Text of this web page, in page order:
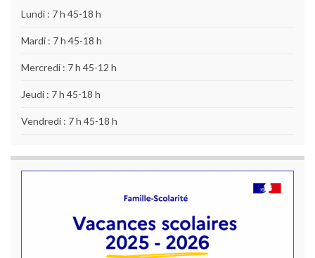
Lundi : 7 h 45-18 h
Mardi : 7 h 45-18 h
Mercredi : 7 h 45-12 h
Jeudi : 7 h 45-18 h
Vendredi : 7 h 45-18 h